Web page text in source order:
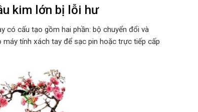
kim lớn bị lỗi hư
có cấu tạo gồm hai phần: bộ chuyển đổi và
tính xách tay để sạc pin hoặc trực tiếp cấp